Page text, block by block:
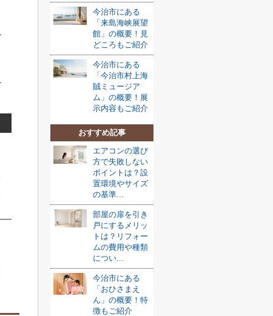
今治市にある
「来島海峡展望
館」の概要！見
どころもご紹介
今治市にある
「今治市村上海
賊ミュージア
ム」の概要！展
示内容もご紹介
おすすめ記事
エアコンの選び
方で失敗しない
ポイントは？設
置環境やサイズ
の基準...
部屋の扉を引き
戸にするメリッ
トは？リフォー
ムの費用や種類
につい...
今治市にある
「おひさまえ
ん」の概要！特
徴もご紹介